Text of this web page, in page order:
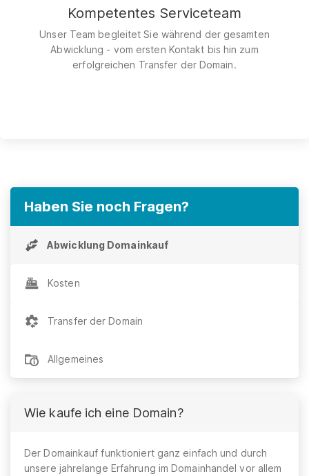
Kompetentes Serviceteam
Unser Team begleitet Sie während der gesamten
Abwicklung - vom ersten Kontakt bis hin zum
erfolgreichen Transfer der Domain.
Haben Sie noch Fragen?
Abwicklung Domainkauf
Kosten
Transfer der Domain
Allgemeines
Wie kaufe ich eine Domain?
Der Domainkauf funktioniert ganz einfach und durch
unsere jahrelange Erfahrung im Domainhandel vor allem